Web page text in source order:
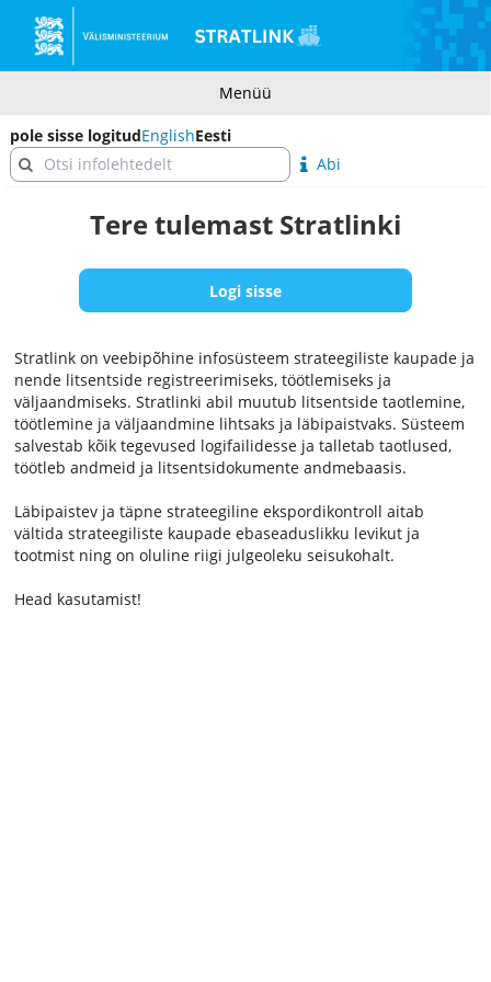
Menüü
pole sisse logitudEnglishEesti
Abi
Tere tulemast Stratlinki
Logi sisse
Stratlink on veebipõhine infosüsteem strateegiliste kaupade ja
nende litsentside registreerimiseks, töötlemiseks ja
väljaandmiseks. Stratlinki abil muutub litsentside taotlemine,
töötlemine ja väljaandmine lihtsaks ja läbipaistvaks. Süsteem
salvestab kõik tegevused logifailidesse ja talletab taotlused,
töötleb andmeid ja litsentsidokumente andmebaasis.
Läbipaistev ja täpne strateegiline ekspordikontroll aitab
vältida strateegiliste kaupade ebaseaduslikku levikut ja
tootmist ning on oluline riigi julgeoleku seisukohalt.
Head kasutamist!